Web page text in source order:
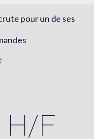
pour un de ses
H/F